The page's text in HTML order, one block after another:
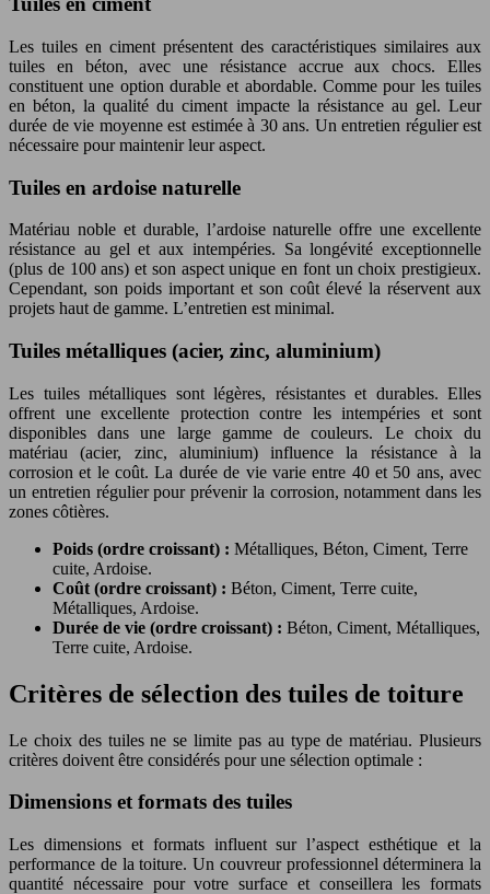
Les tuiles en ciment présentent des caractéristiques similaires aux
tuiles en béton, avec une résistance accrue aux chocs. Elles
constituent une option durable et abordable. Comme pour les tuiles
en béton, la qualité du ciment impacte la résistance au gel. Leur
durée de vie moyenne est estimée à 30 ans. Un entretien régulier est
nécessaire pour maintenir leur aspect.
Tuiles en ardoise naturelle
Matériau noble et durable, l’ardoise naturelle offre une excellente
résistance au gel et aux intempéries. Sa longévité exceptionnelle
(plus de 100 ans) et son aspect unique en font un choix prestigieux.
Cependant, son poids important et son coût élevé la réservent aux
projets haut de gamme. L’entretien est minimal.
Tuiles métalliques (acier, zinc, aluminium)
Les tuiles métalliques sont légères, résistantes et durables. Elles
offrent une excellente protection contre les intempéries et sont
disponibles dans une large gamme de couleurs. Le choix du
matériau (acier, zinc, aluminium) influence la résistance à la
corrosion et le coût. La durée de vie varie entre 40 et 50 ans, avec
un entretien régulier pour prévenir la corrosion, notamment dans les
zones côtières.
Poids (ordre croissant) : Métalliques, Béton, Ciment, Terre
cuite, Ardoise.
Coût (ordre croissant) : Béton, Ciment, Terre cuite,
Métalliques, Ardoise.
Durée de vie (ordre croissant) : Béton, Ciment, Métalliques,
Terre cuite, Ardoise.
Critères de sélection des tuiles de toiture
Le choix des tuiles ne se limite pas au type de matériau. Plusieurs
critères doivent être considérés pour une sélection optimale :
Dimensions et formats des tuiles
Les dimensions et formats influent sur l’aspect esthétique et la
performance de la toiture. Un couvreur professionnel déterminera la
quantité nécessaire pour votre surface et conseillera les formats